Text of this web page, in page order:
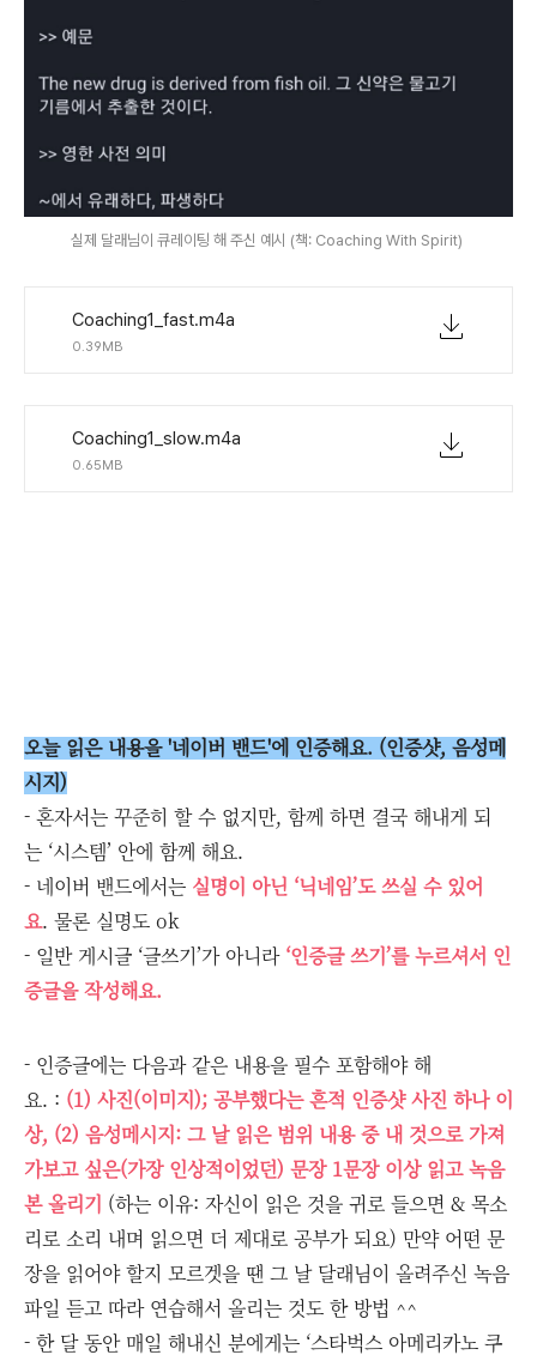
실제 달래님이 큐레이팅 해 주신 예시 (책: Coaching With Spirit)
Coaching1_fast.m4a
0.39MB
Coaching1_slow.m4a
0.65MB
오늘 읽은 내용을 '네이버 밴드'에 인증해요. (인증샷, 음성메
시지)
- 혼자서는 꾸준히 할 수 없지만, 함께 하면 결국 해내게 되
는 ‘시스템’ 안에 함께 해요.
- 네이버 밴드에서는 실명이 아닌 ‘닉네임’도 쓰실 수 있어
요. 물론 실명도 ok
- 일반 게시글 ‘글쓰기’가 아니라 ‘인증글 쓰기’를 누르셔서 인
증글을 작성해요.
- 인증글에는 다음과 같은 내용을 필수 포함해야 해
요. : (1) 사진(이미지); 공부했다는 흔적 인증샷 사진 하나 이
상, (2) 음성메시지: 그 날 읽은 범위 내용 중 내 것으로 가져
가보고 싶은(가장 인상적이었던) 문장 1문장 이상 읽고 녹음
본 올리기 (하는 이유: 자신이 읽은 것을 귀로 들으면 & 목소
리로 소리 내며 읽으면 더 제대로 공부가 되요) 만약 어떤 문
장을 읽어야 할지 모르겟을 땐 그 날 달래님이 올려주신 녹음
파일 듣고 따라 연습해서 올리는 것도 한 방법 ^^
- 한 달 동안 매일 해내신 분에게는 ‘스타벅스 아메리카노 쿠